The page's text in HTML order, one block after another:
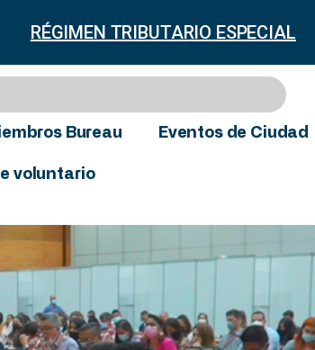
RÉGIMEN TRIBUTARIO ESPECIAL
Bureau Eventos de Ciudad
voluntario